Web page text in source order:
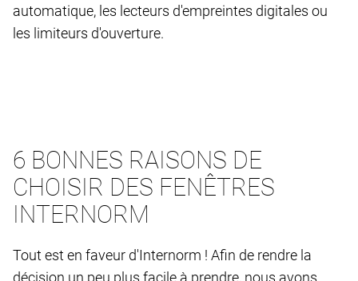
automatique, les lecteurs d'empreintes digitales ou
les limiteurs d'ouverture.
6 BONNES RAISONS DE
CHOISIR DES FENÊTRES
INTERNORM
Tout est en faveur d'Internorm ! Afin de rendre la
décision un peu plus facile à prendre, nous avons